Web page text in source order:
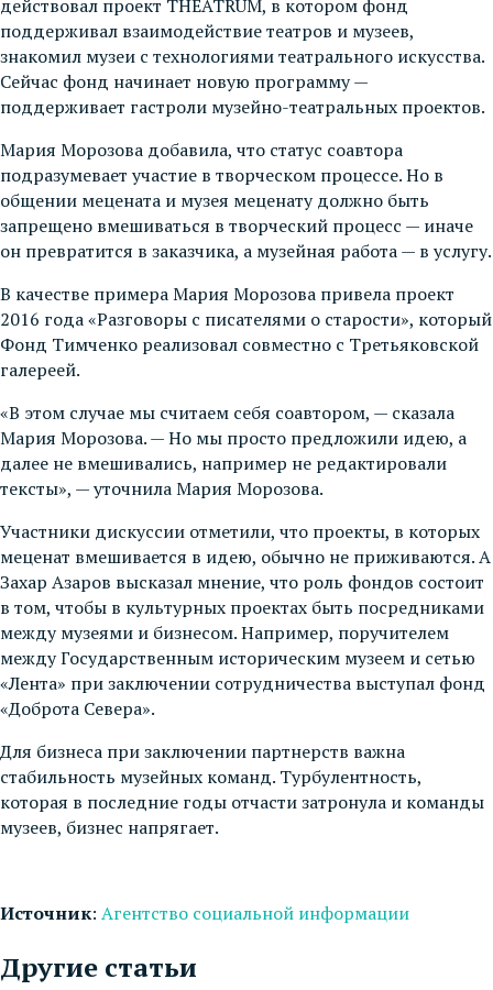
действовал проект THEATRUM, в котором фонд
поддерживал взаимодействие театров и музеев,
знакомил музеи с технологиями театрального искусства.
Сейчас фонд начинает новую программу —
поддерживает гастроли музейно-театральных проектов.
Мария Морозова добавила, что статус соавтора
подразумевает участие в творческом процессе. Но в
общении мецената и музея меценату должно быть
запрещено вмешиваться в творческий процесс — иначе
он превратится в заказчика, а музейная работа — в услугу.
В качестве примера Мария Морозова привела проект
2016 года «Разговоры с писателями о старости», который
Фонд Тимченко реализовал совместно с Третьяковской
галереей.
«В этом случае мы считаем себя соавтором, — сказала
Мария Морозова. — Но мы просто предложили идею, а
далее не вмешивались, например не редактировали
тексты», — уточнила Мария Морозова.
Участники дискуссии отметили, что проекты, в которых
меценат вмешивается в идею, обычно не приживаются. А
Захар Азаров высказал мнение, что роль фондов состоит
в том, чтобы в культурных проектах быть посредниками
между музеями и бизнесом. Например, поручителем
между Государственным историческим музеем и сетью
«Лента» при заключении сотрудничества выступал фонд
«Доброта Севера».
Для бизнеса при заключении партнерств важна
стабильность музейных команд. Турбулентность,
которая в последние годы отчасти затронула и команды
музеев, бизнес напрягает.
Источник: Агентство социальной информации
Другие статьи